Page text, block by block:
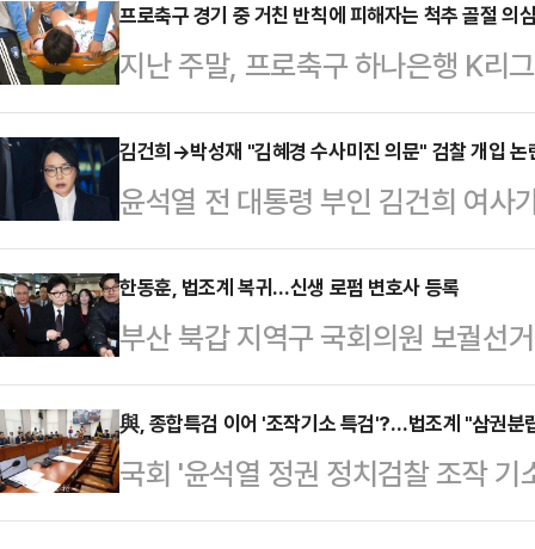
범행에 사용된 '에어건'이 위험한
게 적용될 것으로 전망된다. 법조계
실형을 피하기 어렵다고 봤다.전날
는 특수상해 등 혐의를 받은 화성시
씨(60대)에 대한 구속 전 피의자심
다. 증거 인멸 및 도주…
프로축구 경기 중 거친 반칙에 피해자는 척추 골절
지난 주말, 프로축구 하나은행 K리
서 아찔한 장면이 나왔다. 후반 추
리던 대전의 이시다 마사토시(마사
단 결과 마사는 척추 돌기 부분 골
부 축구팬들은 "동업자 정신이 없
다는 주장까지 펼쳤다.이와 관련해
는 선수들이 어느 정도의 접촉·부
일반적인 태클로 인해…
김건희→박성재 "김혜경 수사미진 의문" 검찰 개입
윤석열 전 대통령 부인 김건희 여사
그램 메시지가 법정에 공개되면서
위로 떠오르고 있다. 논란이 사실로
직권남용죄가 직접 적용되는지 여
물을 수 있다는 분석이 나온다.서
20일 박 전 장관의 직권남용권리행
공판을 열고 김 여사의 명품백 수수
고검 검사를 증인으로 불…
한동훈, 법조계 복귀…신생 로펌 변호사 등록
부산 북갑 지역구 국회의원 보궐선
가 신생 법무법인 소속 변호사로
르면 한 전 대표는 지난달 서울 강
속 변호사로 이름을 올렸다. 대한변
록 절차는 지난해 7월 마친 것으로
與, 종합특검 이어 '조작기소 특검'?…법조계 "삼권분
국회 '윤석열 정권 정치검찰 조작
(국조특위) 소속 여당 의원들이 검